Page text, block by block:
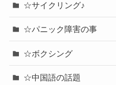
☆サイクリング♪
☆パニック障害の事
☆ボクシング
☆中国語の話題